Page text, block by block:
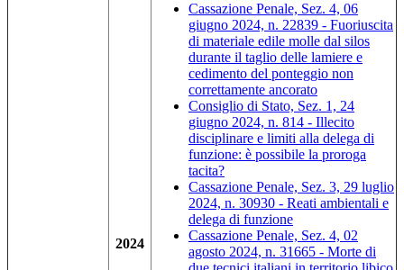
2024
Cassazione Penale, Sez. 4, 06
giugno 2024, n. 22839 - Fuoriuscita
di materiale edile molle dal silos
durante il taglio delle lamiere e
cedimento del ponteggio non
correttamente ancorato
Consiglio di Stato, Sez. 1, 24
giugno 2024, n. 814 - Illecito
disciplinare e limiti alla delega di
funzione: è possibile la proroga
tacita?
Cassazione Penale, Sez. 3, 29 luglio
2024, n. 30930 - Reati ambientali e
delega di funzione
Cassazione Penale, Sez. 4, 02
agosto 2024, n. 31665 - Morte di